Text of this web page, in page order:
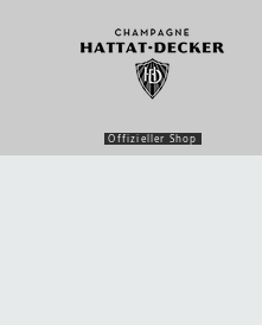
Offizieller Shop